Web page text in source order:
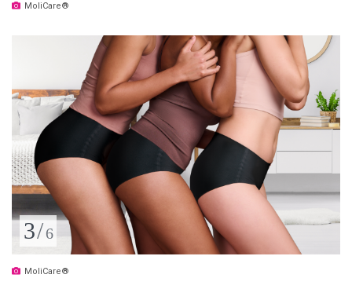
MoliCare®
3/6
MoliCare®